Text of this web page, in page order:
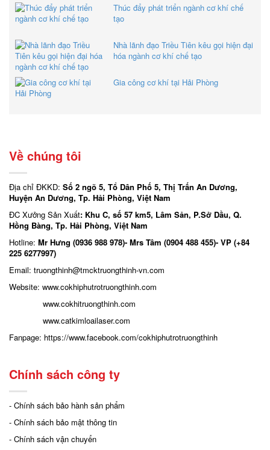
Thúc đẩy phát triển ngành cơ khí chế
tạo
Nhà lãnh đạo Triều Tiên kêu gọi hiện đại
hóa ngành cơ khí chế tạo
Gia công cơ khí tại Hải Phòng
Về chúng tôi
Địa chỉ ĐKKD: Số 2 ngõ 5, Tổ Dân Phố 5, Thị Trấn An Dương,
Huyện An Dương, Tp. Hải Phòng, Việt Nam
ĐC Xưởng Sản Xuất: Khu C, số 57 km5, Lâm Sản, P.Sở Dầu, Q.
Hồng Bàng, Tp. Hải Phòng, Việt Nam
Hotline: Mr Hưng (0936 988 978)- Mrs Tâm (0904 488 455)- VP (+84
225 6277997)
Email: truongthinh@tmcktruongthinh-vn.com
Website: www.cokhiphutrotruongthinh.com
www.cokhitruongthinh.com
www.catkimloailaser.com
Fanpage: https://www.facebook.com/cokhiphutrotruongthinh
Chính sách công ty
- Chính sách bảo hành sản phẩm
- Chính sách bảo mật thông tin
- Chính sách vận chuyển